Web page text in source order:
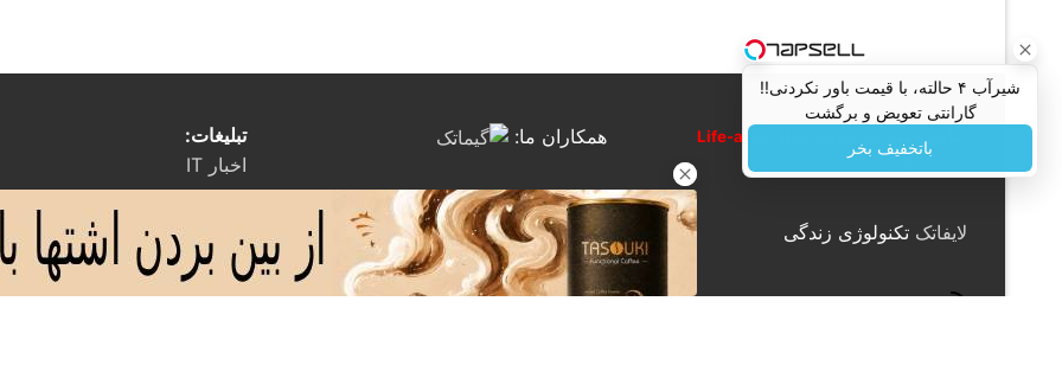
Life-a-
لایفاتک تکنولوژی زندگی
همکاران ما:
تبلیغات:
اخبار IT
لاغری سریع با نخ در اصفهان
بنگاه استیل شرکا
مجله خودرو khodrojor.ir
شیر‌آب ۴ حالته، با قیمت باور نکردنی!!
گارانتی تعویض و برگشت
باتخفیف بخر